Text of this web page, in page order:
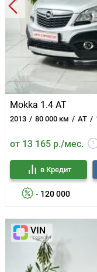
Mokka 1.4 AT
2013 80 000 км AT
от 13 165 р./мес.
- 120 000
в Кредит